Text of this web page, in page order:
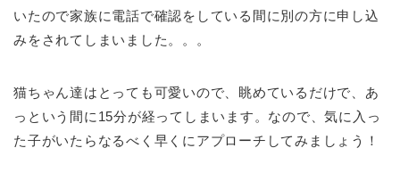
いたので家族に電話で確認をしている間に別の方に申し込
みをされてしまいました。。。
猫ちゃん達はとっても可愛いので、眺めているだけで、あ
っという間に15分が経ってしまいます。なので、気に入っ
た子がいたらなるべく早くにアプローチしてみましょう！